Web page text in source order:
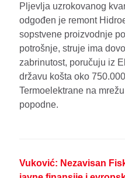
Pljevlja uzrokovanog
odgođen je remont
sopstvene proizvodnje
potrošnje, struje ima
zabrinutost, poručuju iz
državu košta oko
Termoelektrane na
popodne.
Vuković: Nezavisan